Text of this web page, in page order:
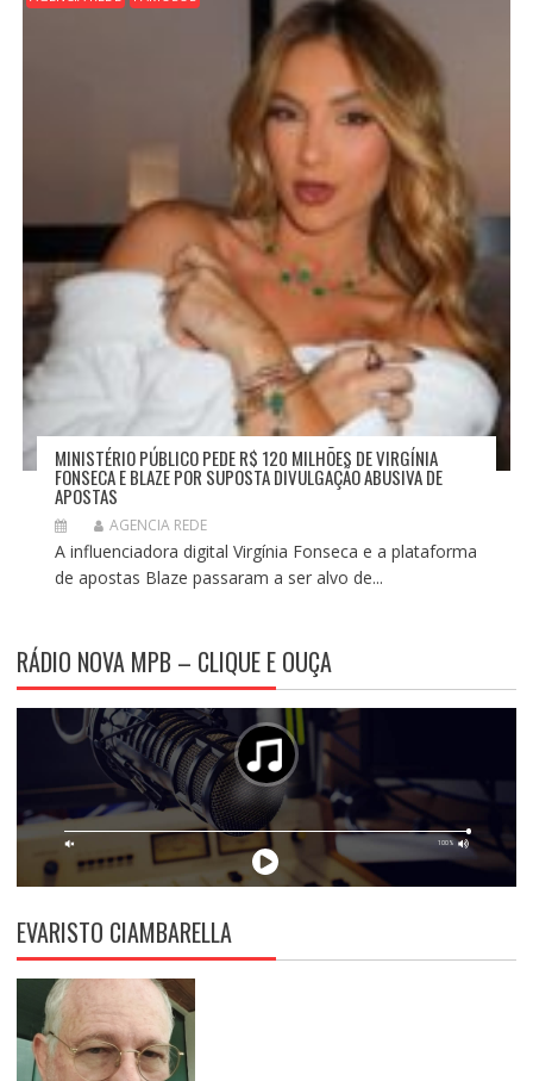
MINISTÉRIO PÚBLICO PEDE R$ 120 MILHÕES DE VIRGÍNIA
FONSECA E BLAZE POR SUPOSTA DIVULGAÇÃO ABUSIVA DE
APOSTAS
AGENCIA REDE
A influenciadora digital Virgínia Fonseca e a plataforma
de apostas Blaze passaram a ser alvo de...
RÁDIO NOVA MPB – CLIQUE E OUÇA
EVARISTO CIAMBARELLA